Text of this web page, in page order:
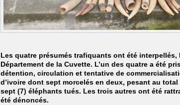
Les quatre présumés trafiquants ont été interpellés,
Département de la Cuvette. L’un des quatre a été
détention, circulation et tentative de
d’ivoire dont sept morcelés en deux, pesant au
sept (7) éléphants tués. Les trois autres ont été
été dénoncés.